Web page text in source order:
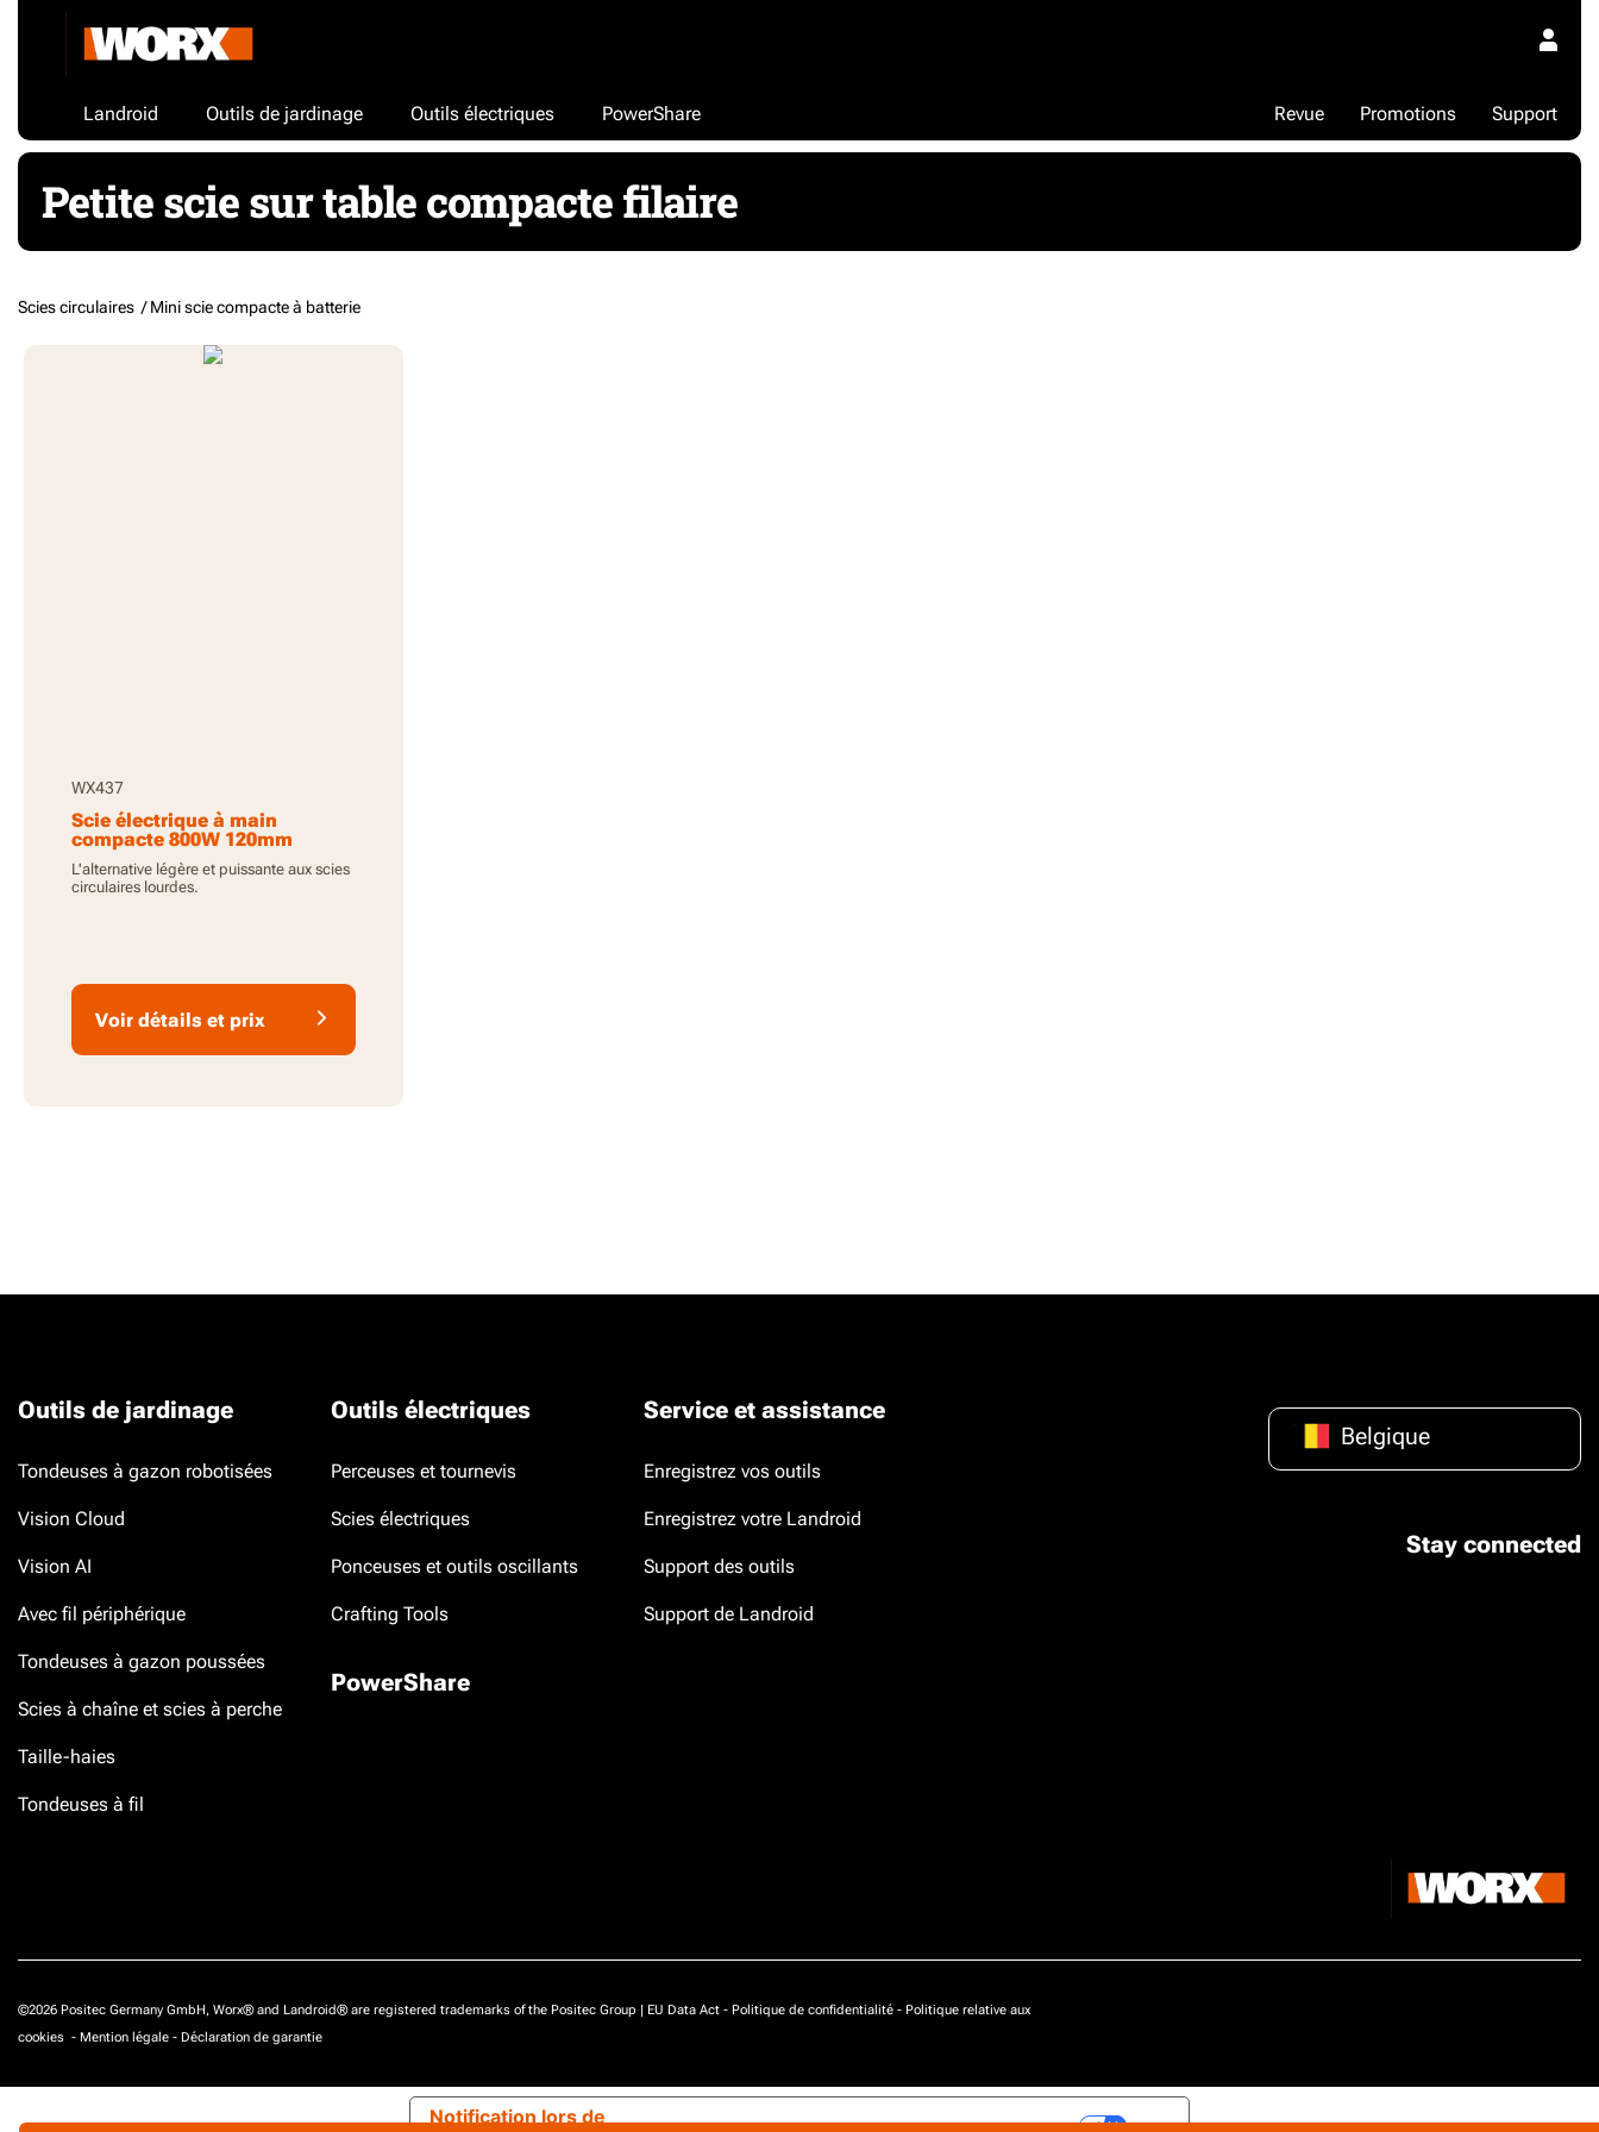
Landroid Outils de jardinage Outils électriques PowerShare Support
Promotions
Revue
Petite scie sur table compacte filaire
Scies circulaires /Mini scie compacte à batterie
WX437
Scie électrique à main
compacte 800W 120mm
Worxsaw XL
L'alternative légère et puissante aux scies
circulaires lourdes.
Voir détails et prix
Outils de jardinage
Tondeuses à gazon robotisées
Vision Cloud
Vision AI
Avec fil périphérique
Tondeuses à gazon poussées
Scies à chaîne et scies à perche
Taille-haies
Tondeuses à fil
Outils électriques
Perceuses et tournevis
Scies électriques
Ponceuses et outils oscillants
Crafting Tools
PowerShare
Service et assistance
Enregistrez vos outils
Enregistrez votre Landroid
Support des outils
Support de Landroid
Belgique
Stay connected
©2026 Positec Germany GmbH, Worx® and Landroid® are registered trademarks of the Positec Group | EU Data Act - Politique de confidentialité - Politique relative aux
cookies - Mention légale - Déclaration de garantie
Notification lors de
Vos choix en matière de confidentialité